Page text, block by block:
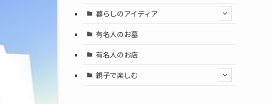
暮らしのアイディア
有名人のお墓
有名人のお店
親子で楽しむ